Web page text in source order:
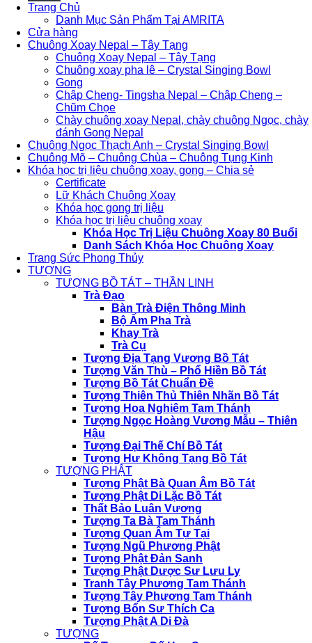
Trang Chủ
Danh Mục Sản Phẩm Tại AMRITA
Cửa hàng
Chuông Xoay Nepal – Tây Tạng
Chuông Xoay Nepal – Tây Tạng
Chuông xoay pha lê – Crystal Singing Bowl
Gong
Chập Cheng- Tingsha Nepal – Chập Cheng –
Chũm Chọe
Chày chuông xoay Nepal, chày chuông Ngọc, chày
đánh Gong Nepal
Chuông Ngọc Thạch Anh – Crystal Singing Bowl
Chuông Mõ – Chuông Chùa – Chuông Tụng Kinh
Khóa học trị liệu chuông xoay, gong – Chia sẻ
Certificate
Lữ Khách Chuông Xoay
Khóa học gong trị liệu
Khóa học trị liệu chuông xoay
Khóa Học Trị Liệu Chuông Xoay 80 Buổi
Danh Sách Khóa Học Chuông Xoay
Trang Sức Phong Thủy
TƯỢNG
TƯỢNG BỒ TÁT – THẦN LINH
Trà Đạo
Bàn Trà Điện Thông Minh
Bộ Ấm Pha Trà
Khay Trà
Trà Cụ
Tượng Địa Tạng Vương Bồ Tát
Tượng Văn Thù – Phổ Hiền Bồ Tát
Tượng Bồ Tát Chuẩn Đề
Tượng Thiên Thủ Thiên Nhãn Bồ Tát
Tượng Hoa Nghiêm Tam Thánh
Tượng Ngọc Hoàng Vương Mẫu – Thiên
Hậu
Tượng Đại Thế Chí Bồ Tát
Tượng Hư Không Tạng Bồ Tát
TƯỢNG PHẬT
Tượng Phật Bà Quan Âm Bồ Tát
Tượng Phật Di Lặc Bồ Tát
Thất Bảo Luân Vương
Tượng Ta Bà Tam Thánh
Tượng Quan Âm Tự Tại
Tượng Ngũ Phương Phật
Tượng Phật Đản Sanh
Tượng Phật Dược Sư Lưu Ly
Tranh Tây Phương Tam Thánh
Tượng Tây Phương Tam Thánh
Tượng Bổn Sư Thích Ca
Tượng Phật A Di Đà
TƯỢNG